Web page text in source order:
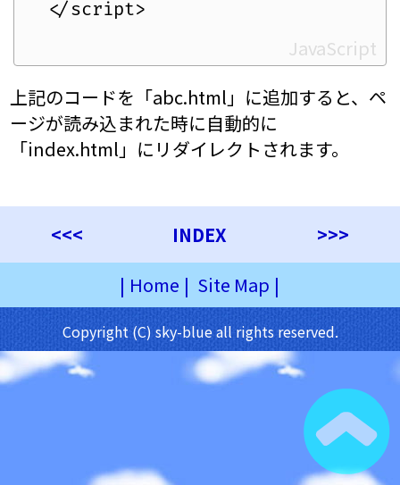
JavaScript
上記のコードを「abc.html」に追加すると、ペ
ージが読み込まれた時に自動的に
「index.html」にリダイレクトされます。
<<< INDEX
>>>
| Home | Site Map |
Copyright (C) sky-blue all rights reserved.